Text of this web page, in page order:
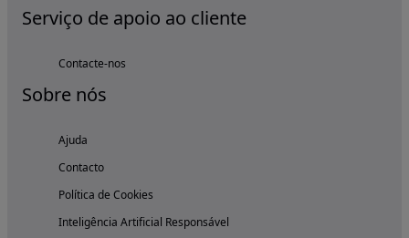
Serviço de apoio ao cliente
Contacte-nos
Sobre nós
Ajuda
Contacto
Política de Cookies
Inteligência Artificial Responsável